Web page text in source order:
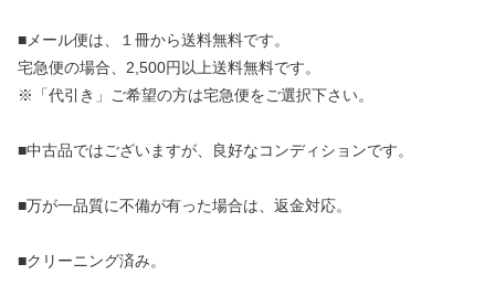
■メール便は、１冊から送料無料です。
宅急便の場合、2,500円以上送料無料です。
※「代引き」ご希望の方は宅急便をご選択下さい。
■中古品ではございますが、良好なコンディションです。
■万が一品質に不備が有った場合は、返金対応。
■クリーニング済み。